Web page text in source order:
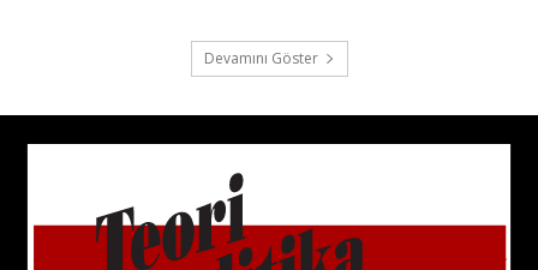
Devamını Göster